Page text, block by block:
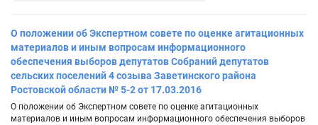
О положении об Экспертном совете по оценке агитационных
материалов и иным вопросам информационного
обеспечения выборов депутатов Собраний депутатов
сельских поселений 4 созыва Заветинского района
Ростовской области № 5-2 от 17.03.2016
О положении об Экспертном совете по оценке агитационных
материалов и иным вопросам информационного обеспечения выборов